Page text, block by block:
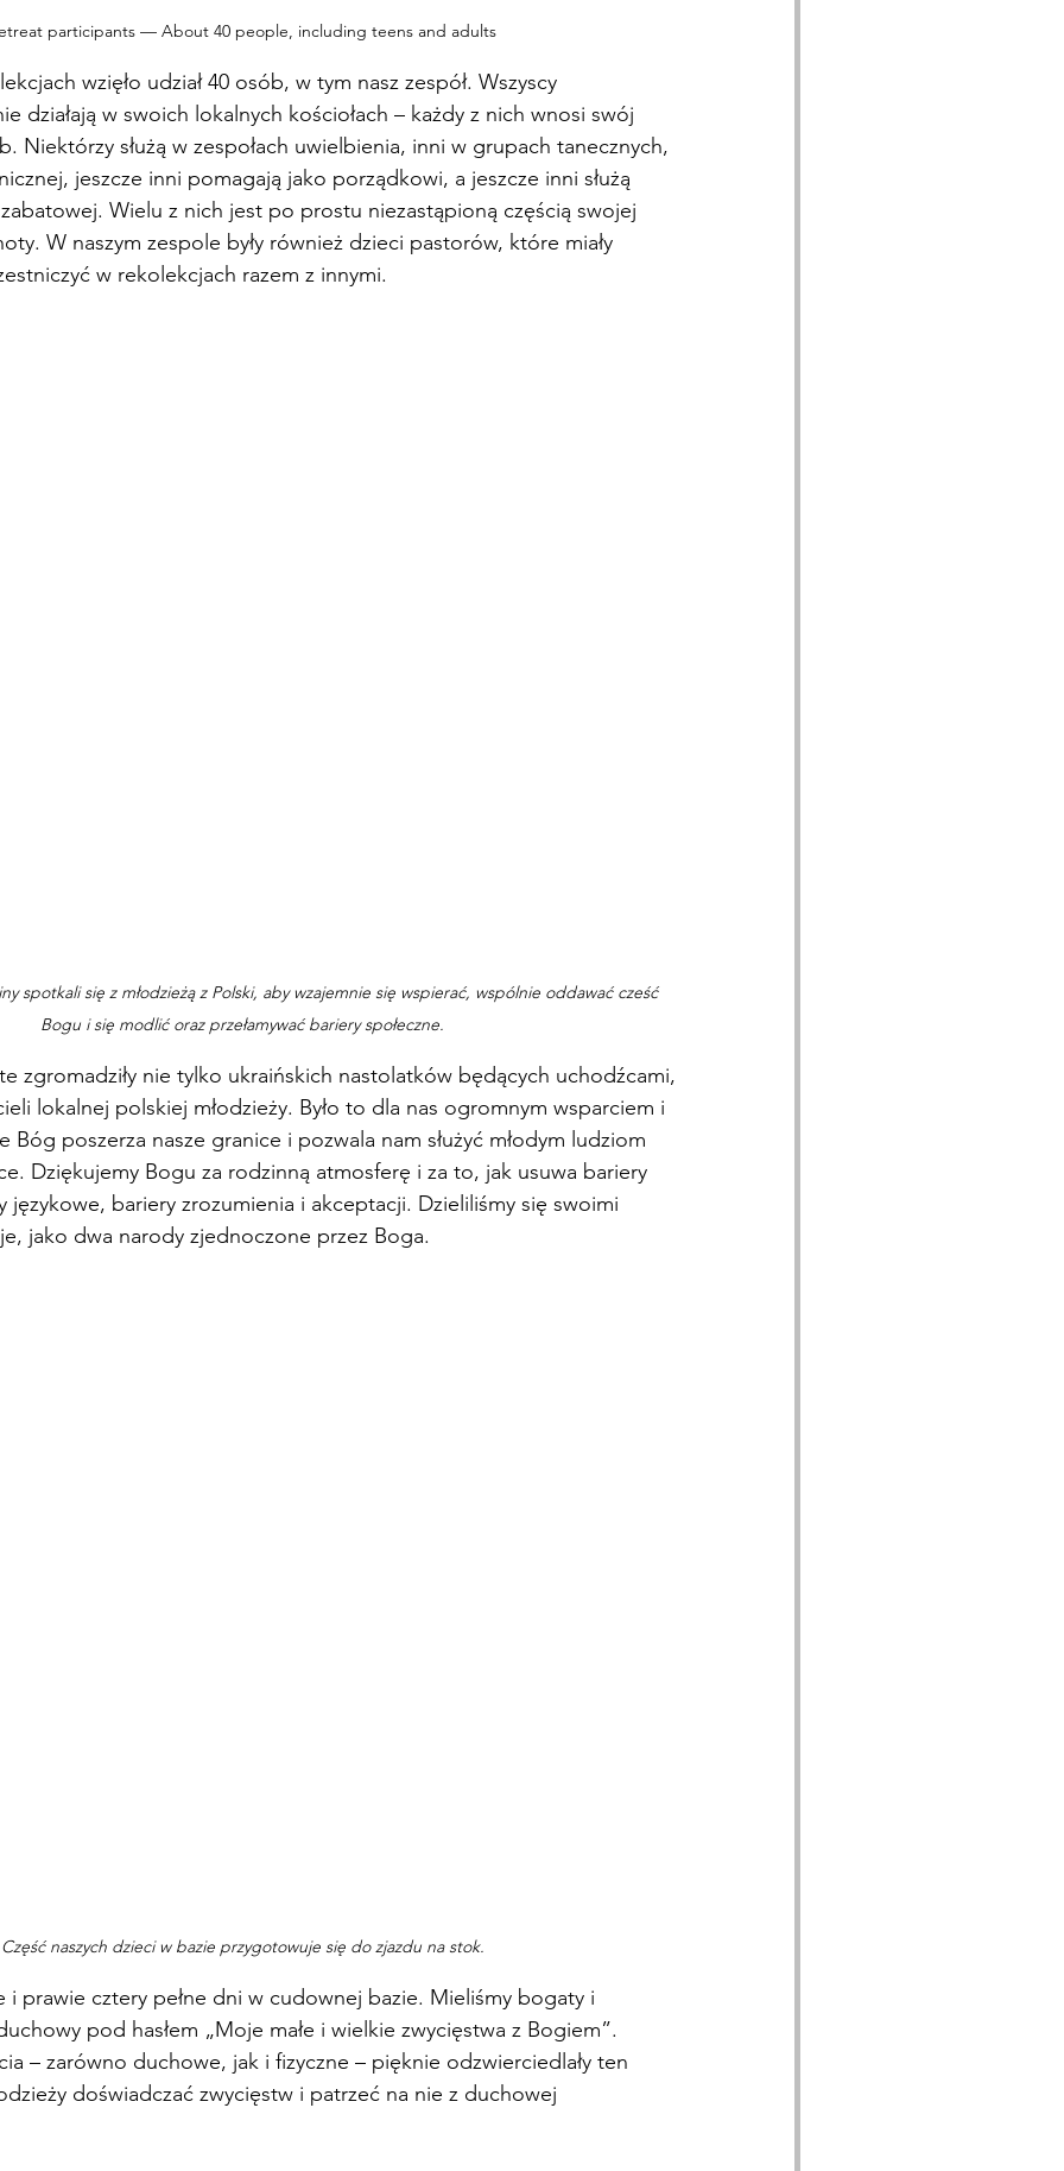
participants — About 40 people, including teens and adults
wzięło udział 40 osób, w tym nasz zespół. Wszyscy
działają w swoich lokalnych kościołach – każdy z nich wnosi swój
Niektórzy służą w zespołach uwielbienia, inni w grupach tanecznych,
jeszcze inni pomagają jako porządkowi, a jeszcze inni służą
Wielu z nich jest po prostu niezastąpioną częścią swojej
W naszym zespole były również dzieci pastorów, które miały
w rekolekcjach razem z innymi.
spotkali się z młodzieżą z Polski, aby wzajemnie się wspierać, wspólnie oddawać cześć
Bogu i się modlić oraz przełamywać bariery społeczne.
zgromadziły nie tylko ukraińskich nastolatków będących uchodźcami,
lokalnej polskiej młodzieży. Było to dla nas ogromnym wsparciem i
Bóg poszerza nasze granice i pozwala nam służyć młodym ludziom
Dziękujemy Bogu za rodzinną atmosferę i za to, jak usuwa bariery
językowe, bariery zrozumienia i akceptacji. Dzieliliśmy się swoimi
jako dwa narody zjednoczone przez Boga.
Część naszych dzieci w bazie przygotowuje się do zjazdu na stok.
i prawie cztery pełne dni w cudownej bazie. Mieliśmy bogaty i
pod hasłem „Moje małe i wielkie zwycięstwa z Bogiem”.
– zarówno duchowe, jak i fizyczne – pięknie odzwierciedlały ten
doświadczać zwycięstw i patrzeć na nie z duchowej